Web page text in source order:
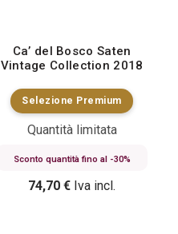
Ca’ del Bosco Saten
Vintage Collection 2018
Selezione Premium
Quantità limitata
Sconto quantità fino al -30%
74,70€ Iva incl.